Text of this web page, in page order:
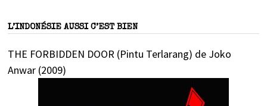
L’INDONÉSIE AUSSI C’EST BIEN
THE FORBIDDEN DOOR (Pintu Terlarang) de Joko
Anwar (2009)